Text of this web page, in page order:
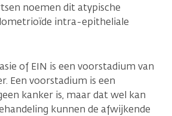
noemen dit atypische
intra-epitheliale
of EIN is een voorstadium van
Een voorstadium is een
kanker is, maar dat wel kan
kunnen de afwijkende